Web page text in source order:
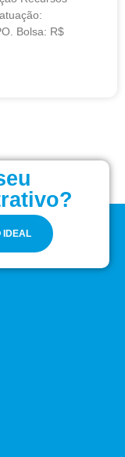
Bolsa: R$
IDEAL